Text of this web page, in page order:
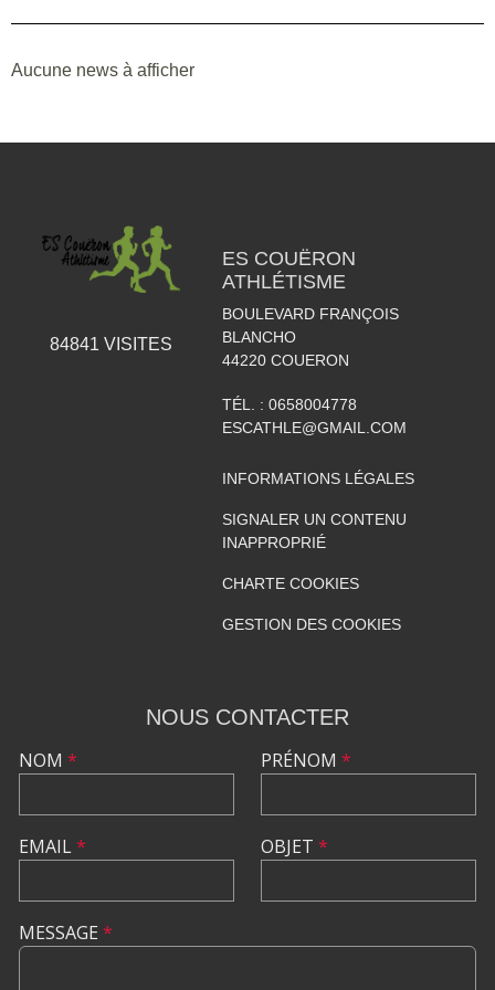
Aucune news à afficher
84841 VISITES
ES COUËRON
ATHLÉTISME
BOULEVARD FRANÇOIS
BLANCHO
44220 COUERON
TÉL. : 0658004778
ESCATHLE@GMAIL.COM
INFORMATIONS LÉGALES
SIGNALER UN CONTENU
INAPPROPRIÉ
CHARTE COOKIES
GESTION DES COOKIES
NOUS CONTACTER
NOM *
EMAIL*
PRÉNOM *
OBJET *
MESSAGE *